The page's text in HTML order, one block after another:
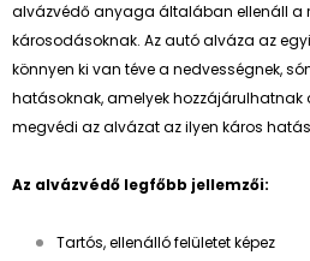
alvázvédő anyaga általában ellenáll a
károsodásoknak. Az autó alváza az
könnyen ki van téve a nedvességnek,
hatásoknak, amelyek hozzájárulhatnak
megvédi az alvázat az ilyen káros
Az alvázvédő legfőbb jellemzői:
Tartós, ellenálló felületet képez